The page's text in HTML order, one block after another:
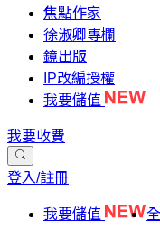
焦點作家
徐淑卿專欄
鏡出版
IP改編授權
我要儲值
我要收費
登入/註冊
我要儲值